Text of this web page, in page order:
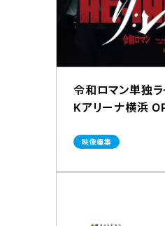
令和ロマン単独
Kアリーナ横浜
映像編集